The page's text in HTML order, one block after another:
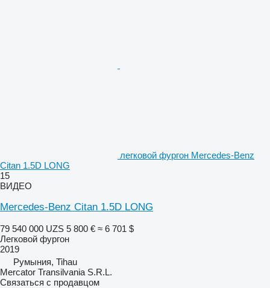
легковой фургон Mercedes-Benz
Citan 1.5D LONG
15
ВИДЕО
Mercedes-Benz Citan 1.5D LONG
79 540 000 UZS 5 800 € ≈ 6 701 $
Легковой фургон
2019
Румыния, Tihau
Mercator Transilvania S.R.L.
Связаться с продавцом